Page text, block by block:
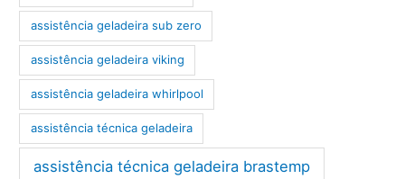
assistência geladeira sub zero
assistência geladeira viking
assistência geladeira whirlpool
assistência técnica geladeira
assistência técnica geladeira brastemp